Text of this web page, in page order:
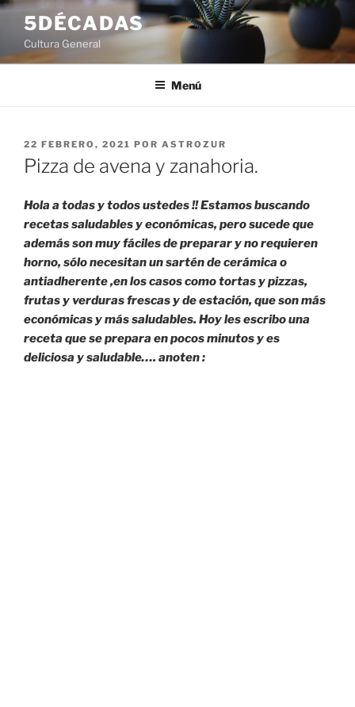
Saltar
contenido
5DÉCADAS
Cultura General
Menú
PUBLICADO
EL
22 FEBRERO, 2021 POR ASTROZUR
Pizza de avena y zanahoria.
Hola a todas y todos ustedes !! Estamos buscando
recetas saludables y económicas, pero sucede que
además son muy fáciles de preparar y no requieren
horno, sólo necesitan un sartén de cerámica o
antiadherente ,en los casos como tortas y pizzas,
frutas y verduras frescas y de estación, que son más
económicas y más saludables. Hoy les escribo una
receta que se prepara en pocos minutos y es
deliciosa y saludable…. anoten :